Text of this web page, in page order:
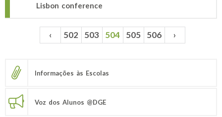
Lisbon conference
Páginas ‹ 502 503 504 505 506 ›
Informações às Escolas
Voz dos Alunos @DGE